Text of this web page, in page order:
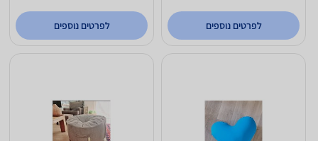
לפרטים נוספים לפרטים נוספים